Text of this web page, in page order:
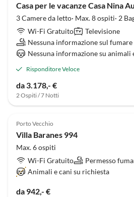
Casa per le vacanze Casa Nina
3 Camere da letto· Max. 8 ospiti· 2
Wi-Fi Gratuito
Televisione
Nessuna informazione sul fumare
Nessuna informazione su animali
Risponditore Veloce
da 3.178,- €
2 Ospiti / 7 Notti
Porto Vecchio
Villa Baranes 994
Max. 6 ospiti
Wi-Fi Gratuito
Permesso
Animali e cani su richiesta
da 942,- €